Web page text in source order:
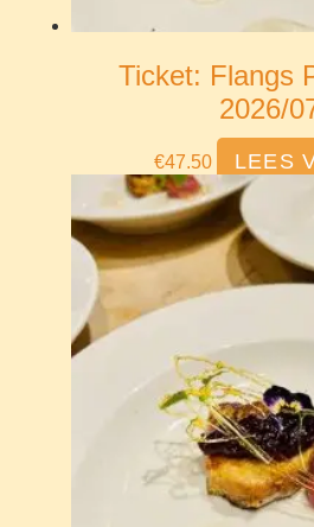
Ticket: Flangs
2026/
€47.50 LEES